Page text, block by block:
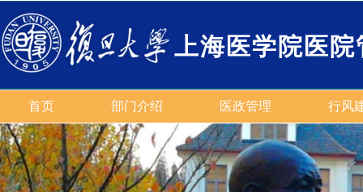
上海医学院医院
首页 部门介绍 医政管理 行风